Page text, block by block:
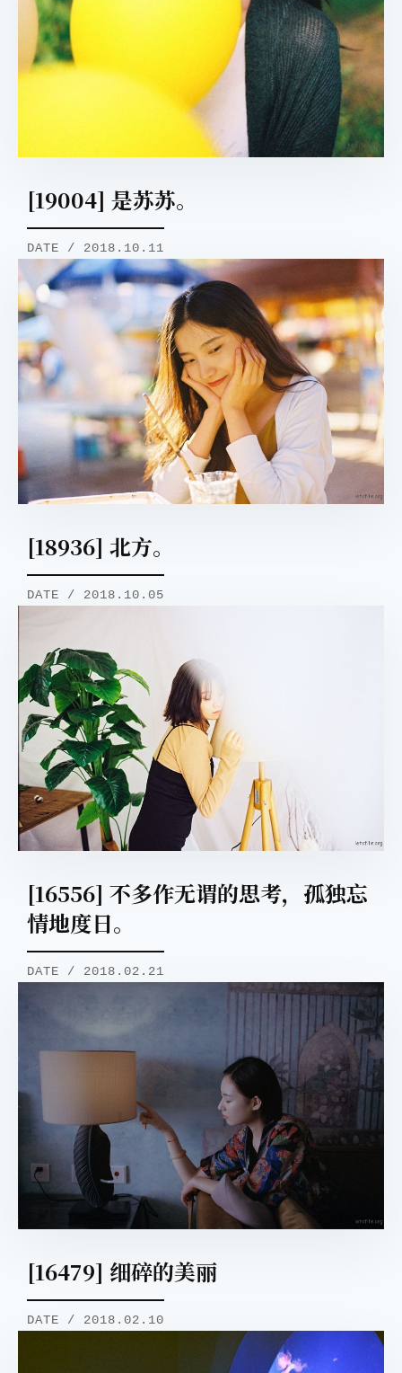
[19004] 是苏苏。
DATE / 2018.10.11
[18936] 北方。
DATE / 2018.10.05
[16556] 不多作无谓的思考，孤独忘
情地度日。
DATE / 2018.02.21
[16479] 细碎的美丽
DATE / 2018.02.10